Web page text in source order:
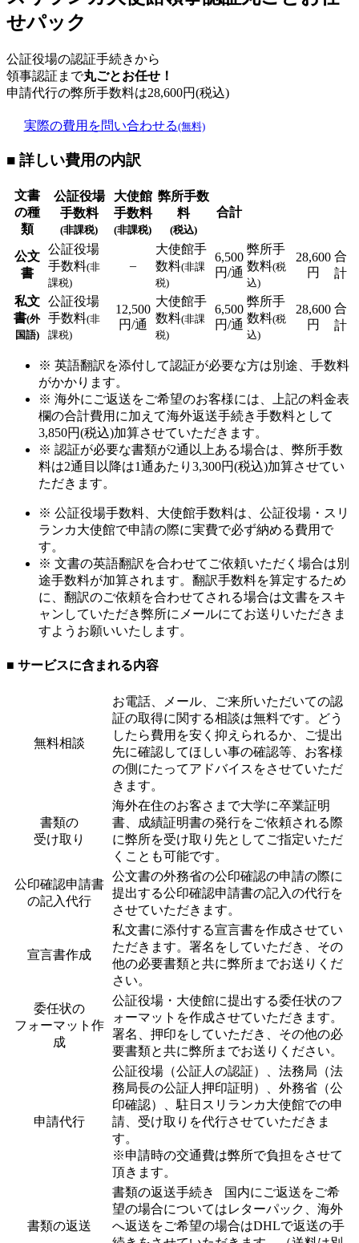
せパック
公証役場の認証手続きから
領事認証まで丸ごとお任せ！
申請代行の弊所手数料は28,600円(税込)
実際の費用を問い合わせる(無料)
■ 詳しい費用の内訳
文書
の種
類
公証役場
手数料
(非課税)
大使館
手数料
(非課税)
弊所手数
料
(税込)
合計
公文
書
公証役場
手数料(非
課税)
–
大使館手
数料(非課
税)
6,500
円/通
弊所手
数料(税
込)
28,600
円
合
計
私文
書(外
国語)
公証役場
手数料(非
課税)
12,500
円/通
大使館手
数料(非課
税)
6,500
円/通
弊所手
数料(税
込)
28,600
円
合
計
※ 英語翻訳を添付して認証が必要な方は別途、手数料
がかかります。
※ 海外にご返送をご希望のお客様には、上記の料金表
欄の合計費用に加えて海外返送手続き手数料として
3,850円(税込)加算させていただきます。
※ 認証が必要な書類が2通以上ある場合は、弊所手数
料は2通目以降は1通あたり3,300円(税込)加算させてい
ただきます。
※ 公証役場手数料、大使館手数料は、公証役場・スリ
ランカ大使館で申請の際に実費で必ず納める費用で
す。
※ 文書の英語翻訳を合わせてご依頼いただく場合は別
途手数料が加算されます。翻訳手数料を算定するため
に、翻訳のご依頼を合わせてされる場合は文書をスキ
ャンしていただき弊所にメールにてお送りいただきま
すようお願いいたします。
■ サービスに含まれる内容
無料相談
お電話、メール、ご来所いただいての認
証の取得に関する相談は無料です。どう
したら費用を安く抑えられるか、ご提出
先に確認してほしい事の確認等、お客様
の側にたってアドバイスをさせていただ
きます。
書類の
受け取り
海外在住のお客さまで大学に卒業証明
書、成績証明書の発行をご依頼される際
に弊所を受け取り先としてご指定いただ
くことも可能です。
公印確認申請書
の記入代行
公文書の外務省の公印確認の申請の際に
提出する公印確認申請書の記入の代行を
させていただきます。
宣言書作成
私文書に添付する宣言書を作成させてい
ただきます。署名をしていただき、その
他の必要書類と共に弊所までお送りくだ
さい。
委任状の
フォーマット作
成
公証役場・大使館に提出する委任状のフ
ォーマットを作成させていただきます。
署名、押印をしていただき、その他の必
要書類と共に弊所までお送りください。
申請代行
公証役場（公証人の認証）、法務局（法
務局長の公証人押印証明）、外務省（公
印確認）、駐日スリランカ大使館での申
請、受け取りを代行させていただきま
す。
※申請時の交通費は弊所で負担をさせて
頂きます。
書類の返送
書類の返送手続き 国内にご返送をご希
望の場合についてはレターパック、海外
へ返送をご希望の場合はDHLで返送の手